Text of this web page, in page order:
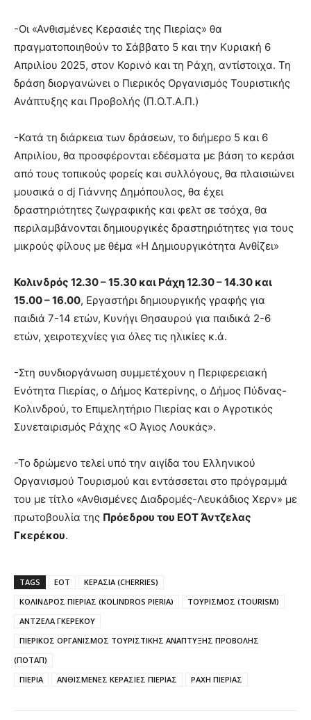
-Οι «Ανθισμένες Κερασιές της Πιερίας» θα
πραγματοποιηθούν το Σάββατο 5 και την Κυριακή 6
Απριλίου 2025, στον Κορινό και τη Ράχη, αντίστοιχα. Τη
δράση διοργανώνει ο Πιερικός Οργανισμός Τουριστικής
Ανάπτυξης και Προβολής (Π.Ο.Τ.Α.Π.)
-Κατά τη διάρκεια των δράσεων, το διήμερο 5 και 6
Απριλίου, θα προσφέρονται εδέσματα με βάση το κεράσι
από τους τοπικούς φορείς και συλλόγους, θα πλαισιώνει
μουσικά ο dj Γιάννης Δημόπουλος, θα έχει
δραστηριότητες ζωγραφικής και φελτ σε τσόχα, θα
περιλαμβάνονται δημιουργικές δραστηριότητες για τους
μικρούς φίλους με θέμα «Η Δημιουργικότητα Ανθίζει»
Κολινδρός 12.30 – 15.30 και Ράχη 12.30 – 14.30 και
15.00 – 16.00, Εργαστήρι δημιουργικής γραφής για
παιδιά 7-14 ετών, Κυνήγι Θησαυρού για παιδικά 2-6
ετών, χειροτεχνίες για όλες τις ηλικίες κ.ά.
-Στη συνδιοργάνωση συμμετέχουν η Περιφερειακή
Ενότητα Πιερίας, ο Δήμος Κατερίνης, ο Δήμος Πύδνας-
Κολινδρού, το Επιμελητήριο Πιερίας και ο Αγροτικός
Συνεταιρισμός Ράχης «Ο Άγιος Λουκάς».
-Το δρώμενο τελεί υπό την αιγίδα του Ελληνικού
Οργανισμού Τουρισμού και εντάσσεται στο πρόγραμμά
του με τίτλο «Ανθισμένες Διαδρομές-Λευκάδιος Χερν» με
πρωτοβουλία της Πρόεδρου του ΕΟΤ Άντζελας
Γκερέκου.
TAGS ΕΟΤ
ΚΕΡΑΣΙΑ (CHERRIES)
ΚΟΛΙΝΔΡΟΣ ΠΙΕΡΙΑΣ (KOLINDROS PIERIA)
ΤΟΥΡΙΣΜΟΣ (TOURISM)
ΑΝΤΖΕΛΑ ΓΚΕΡΕΚΟΥ
ΠΙΕΡΙΚΟΣ ΟΡΓΑΝΙΣΜΟΣ ΤΟΥΡΙΣΤΙΚΗΣ ΑΝΑΠΤΥΞΗΣ ΠΡΟΒΟΛΗΣ
(ΠΟΤΑΠ)
ΠΙΕΡΙΑ
ΑΝΘΙΣΜΕΝΕΣ ΚΕΡΑΣΙΕΣ ΠΙΕΡΙΑΣ ΡΑΧΗ ΠΙΕΡΙΑΣ